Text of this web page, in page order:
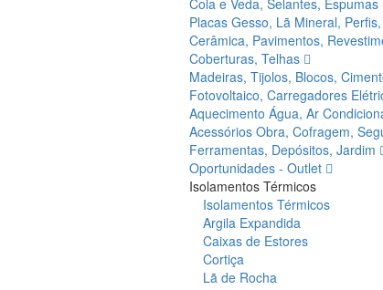
Cola e Veda, Selantes, Espumas
Placas Gesso, Lã Mineral,
Cerâmica, Pavimentos,
Coberturas, Telhas
Madeiras, Tijolos, Blocos,
Fotovoltaico, Carregadores
Aquecimento Água, Ar
Acessórios Obra, Cofragem,
Ferramentas, Depósitos, Jardim
Oportunidades - Outlet
Isolamentos Térmicos
Isolamentos Térmicos
Argila Expandida
Caixas de Estores
Cortiça
Lã de Rocha